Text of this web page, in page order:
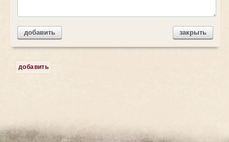
добавить закрыть
добавить